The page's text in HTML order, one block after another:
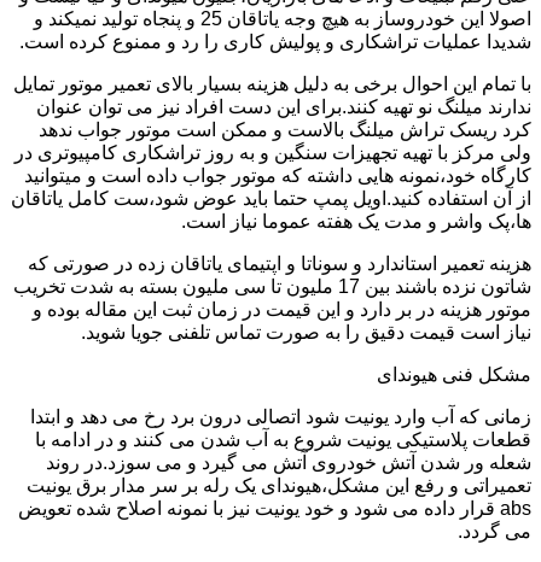
اصولا این خودروساز به هیچ وجه یاتاقان 25 و پنجاه تولید نمیکند و
شدیدا عملیات تراشکاری و پولیش کاری را رد و ممنوع کرده است.
با تمام این احوال برخی به دلیل هزینه بسیار بالای تعمیر موتور تمایل
ندارند میلنگ نو تهیه کنند.برای این دست افراد نیز می توان عنوان
کرد ریسک تراش میلنگ بالاست و ممکن است موتور جواب ندهد
ولی مرکز با تهیه تجهیزات سنگین و به روز تراشکاری کامپیوتری در
کارگاه خود،نمونه هایی داشته که موتور جواب داده است و میتوانید
از آن استفاده کنید.اویل پمپ حتما باید عوض شود،ست کامل یاتاقان
ها،پک واشر و مدت یک هفته عموما نیاز است.
هزینه تعمیر استاندارد و سوناتا و اپتیمای یاتاقان زده در صورتی که
شاتون نزده باشند بین 17 ملیون تا سی ملیون بسته به شدت تخریب
موتور هزینه در بر دارد و این قیمت در زمان ثبت این مقاله بوده و
نیاز است قیمت دقیق را به صورت تماس تلفنی جویا شوید.
مشکل فنی هیوندای
زمانی که آب وارد یونیت شود اتصالی درون برد رخ می دهد و ابتدا
قطعات پلاستیکی یونیت شروع به آب شدن می کنند و در ادامه با
شعله ور شدن آتش خودروی آتش می گیرد و می سوزد.در روند
تعمیراتی و رفع این مشکل،هیوندای یک رله بر سر مدار برق یونیت
abs قرار داده می شود و خود یونیت نیز با نمونه اصلاح شده تعویض
می گردد.